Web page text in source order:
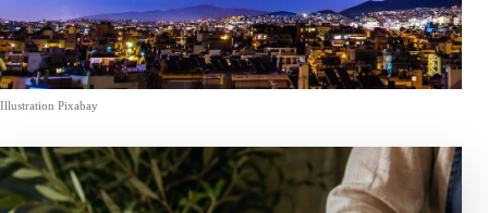
Illustration Pixabay